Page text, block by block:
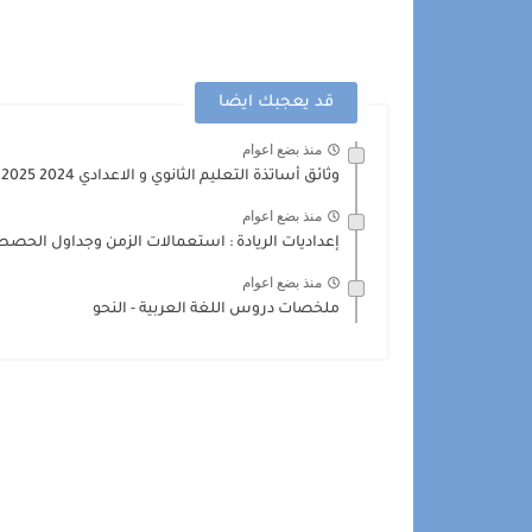
قد يعجبك ايضا
منذ بضع اعوام
وثائق أساتذة التعليم الثانوي و الاعدادي 2024 2025 في حلة...
منذ بضع اعوام
إعداديات الريادة : استعمالات الزمن وجداول الحصص 2024-
منذ بضع اعوام
ملخصات دروس اللغة العربية - النحو